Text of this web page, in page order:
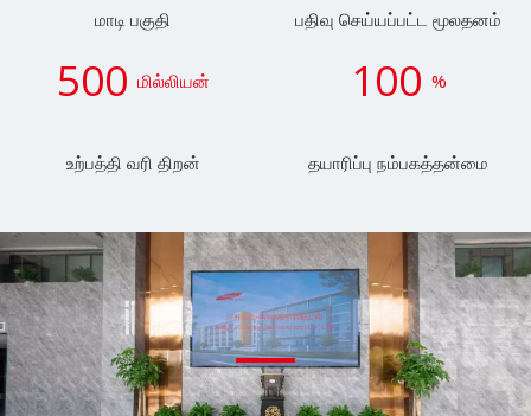
மாடி பகுதி பதிவு செய்யப்பட்ட மூலதனம்
500 மில்லியன்
உற்பத்தி வரி திறன்
100 %
தயாரிப்பு நம்பகத்தன்மை